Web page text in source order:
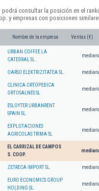
podrá consultar la posición en el
y empresas con posiciones
Nombre de la empresa Ventas (€)
URBAN COFFEE LA
CATEDRAL SL.
OARSO ELEKTRIZITATEA SL.
CLINICA ORTOPEDICA
ORTOSALNES SL
ESLOYTER URBANRENT
SPAIN SL.
EXPLOTACIONES
AGRICOLAS TRIMA SL
EL CARRIZAL DE CAMPOS
S. COOP.
ZETRECA IMPORT SL.
EURO ECONOMICS GROUP
HOLDING SL.